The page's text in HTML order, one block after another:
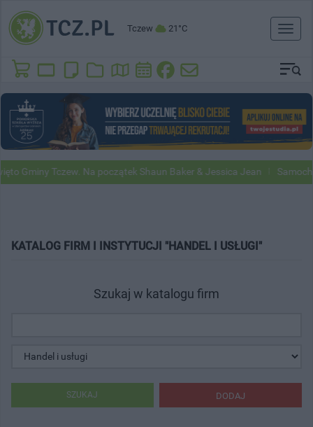
Tczew 21°C
Toggle
Gminy Tczew. Na początek Shaun Baker & Jessica Jean
KATALOG FIRM I INSTYTUCJI "HANDEL I USŁUGI"
Szukaj w katalogu firm
DODAJ
SZUKAJ